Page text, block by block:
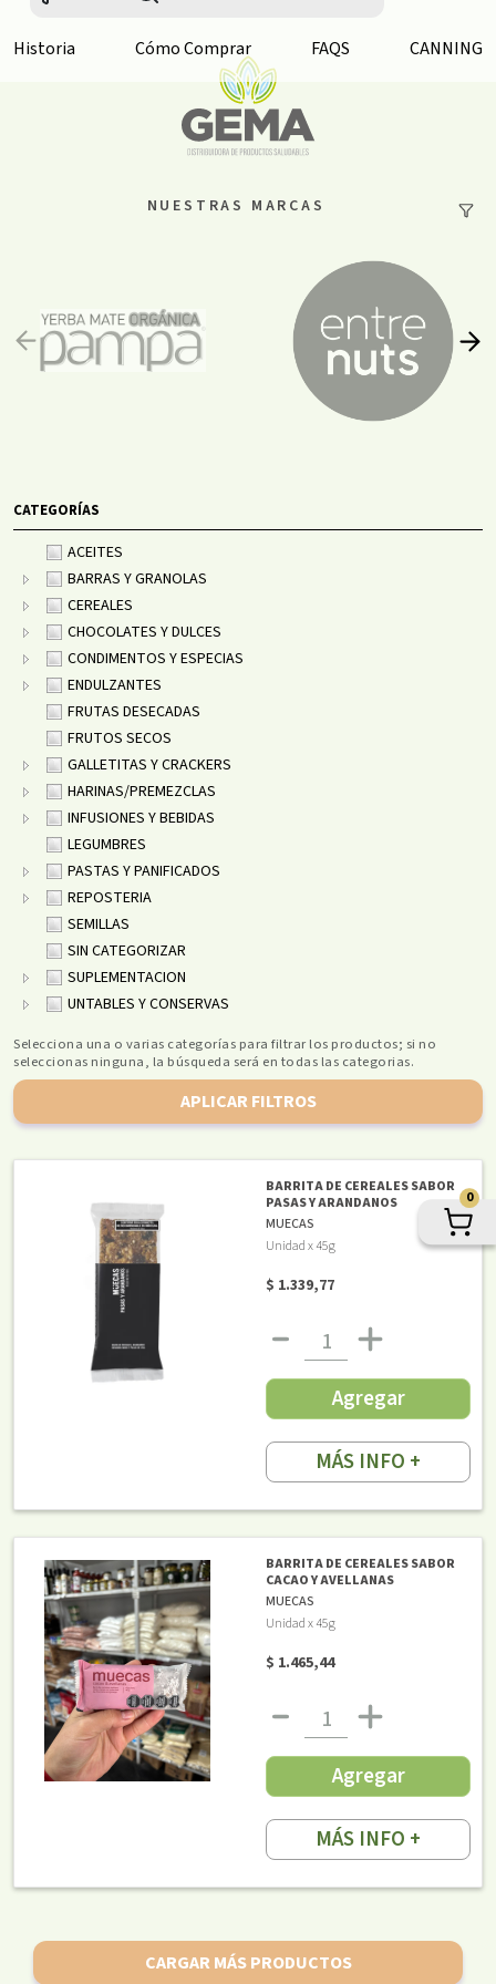
NUESTRAS MARCAS
CATEGORÍAS
ACEITES
BARRAS Y GRANOLAS
CEREALES
CHOCOLATES Y DULCES
CONDIMENTOS Y ESPECIAS
ENDULZANTES
FRUTAS DESECADAS
FRUTOS SECOS
GALLETITAS Y CRACKERS
HARINAS/PREMEZCLAS
INFUSIONES Y BEBIDAS
LEGUMBRES
PASTAS Y PANIFICADOS
REPOSTERIA
SEMILLAS
SIN CATEGORIZAR
SUPLEMENTACION
UNTABLES Y CONSERVAS
Selecciona una o varias categorías para filtrar los productos; si no
seleccionas ninguna, la búsqueda será en todas las categorias.
APLICAR FILTROS
BARRITA DE CEREALES SABOR
PASAS Y ARANDANOS
MUECAS
Unidad x 45g
$ 1.339,77
Agregar
MÁS INFO +
BARRITA DE CEREALES SABOR
CACAO Y AVELLANAS
MUECAS
Unidad x 45g
$ 1.465,44
Agregar
MÁS INFO +
CARGAR MÁS PRODUCTOS
Historia Cómo Comprar FAQS CANNING
0